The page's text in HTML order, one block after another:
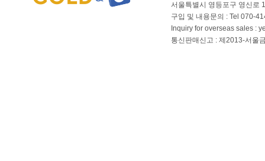
서울특별시 영등포구 영신로
구입 및 내용문의 : Tel 070-
Inquiry for overseas sales :
통신판매신고 : 제2013-서울